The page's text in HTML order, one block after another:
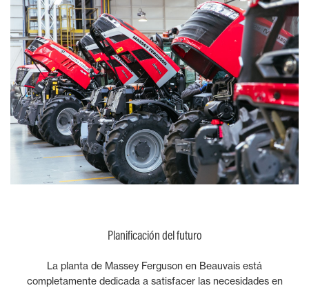
Planificación del futuro
La planta de Massey Ferguson en Beauvais está
completamente dedicada a satisfacer las necesidades en